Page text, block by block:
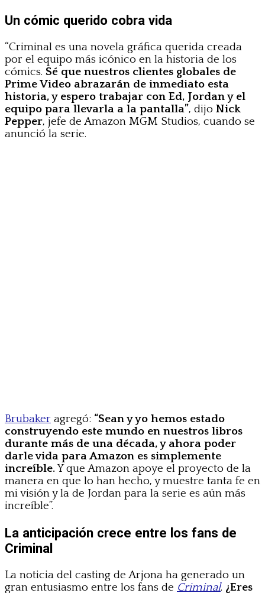
Un cómic querido cobra vida
“Criminal es una novela gráfica querida creada
por el equipo más icónico en la historia de los
cómics. Sé que nuestros clientes globales de
Prime Video abrazarán de inmediato esta
historia, y espero trabajar con Ed, Jordan y el
equipo para llevarla a la pantalla”, dijo Nick
Pepper, jefe de Amazon MGM Studios, cuando se
anunció la serie.
Brubaker agregó: “Sean y yo hemos estado
construyendo este mundo en nuestros libros
durante más de una década, y ahora poder
darle vida para Amazon es simplemente
increíble.Y que Amazon apoye el proyecto de la
manera en que lo han hecho, y muestre tanta fe en
mi visión y la de Jordan para la serie es aún más
increíble”.
La anticipación crece entre los fans de
Criminal
La noticia del casting de Arjona ha generado un
gran entusiasmo entre los fans de Criminal. ¿Eres